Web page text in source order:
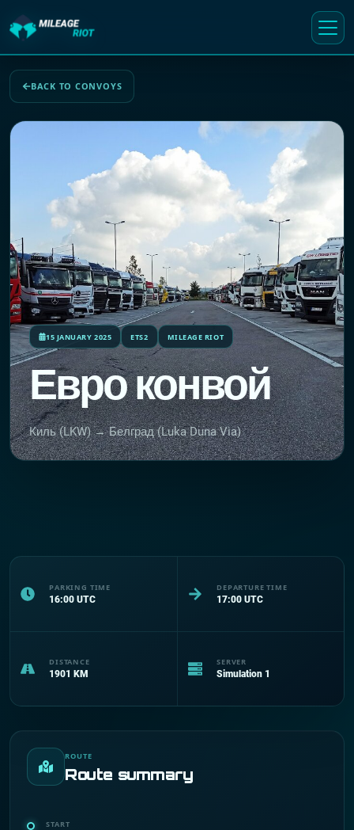
BACK TO CONVOYS
15 JANUARY 2025 ETS2 MILEAGE RIOT
Евро конвой
Киль (LKW) → Белград (Luka Duna Via)
PARKING TIME
16:00 UTC
DEPARTURE TIME
17:00 UTC
DISTANCE
1901 KM
SERVER
Simulation 1
ROUTE
Route summary
START